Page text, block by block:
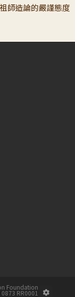
師造論的嚴謹態度
Foundation
RR0001